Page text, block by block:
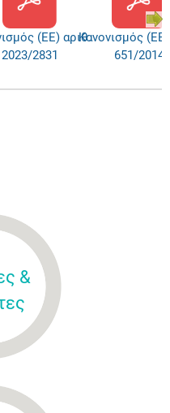
(ΕΕ) αριθ.
2023/2831
Κανονισμός
651/2014
&